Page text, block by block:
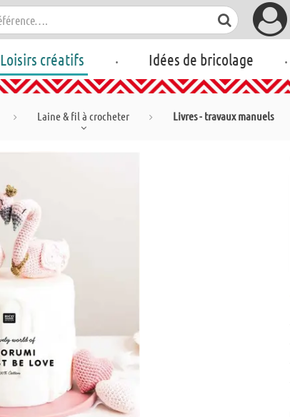
Loisirs créatifs . Idées de bricolage .
Laine & fil à crocheter Livres - travaux manuels